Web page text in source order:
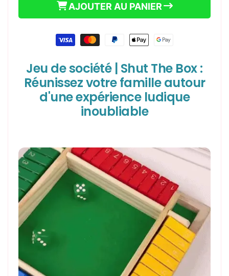
SOCIÉTÉ
|
SOCIÉTÉ
|
SHUT
THE
AJOUTER AU PANIER
Jeu de société | Shut The Box :
Réunissez votre famille autour
d'une expérience ludique
inoubliable